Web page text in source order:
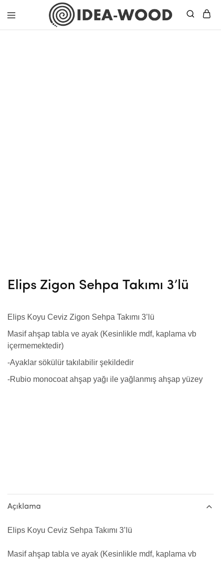
Idea
Elips Zigon Sehpa Takımı 3’lü
Elips Koyu Ceviz Zigon Sehpa Takımı 3’lü
Masif ahşap tabla ve ayak (Kesinlikle mdf, kaplama vb
içermemektedir)
-Ayaklar sökülür takılabilir şekildedir
-Rubio monocoat ahşap yağı ile yağlanmış ahşap yüzey
Açıklama
Elips Koyu Ceviz Sehpa Takımı 3’lü
Masif ahşap tabla ve ayak (Kesinlikle mdf, kaplama vb